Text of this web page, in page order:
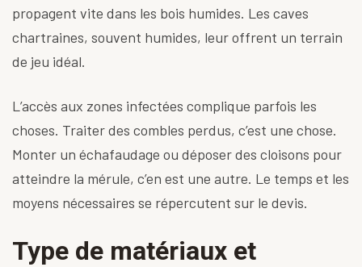
propagent vite dans les bois humides. Les caves
chartraines, souvent humides, leur offrent un terrain
de jeu idéal.
L’accès aux zones infectées complique parfois les
choses. Traiter des combles perdus, c’est une chose.
Monter un échafaudage ou déposer des cloisons pour
atteindre la mérule, c’en est une autre. Le temps et les
moyens nécessaires se répercutent sur le devis.
Type de matériaux et